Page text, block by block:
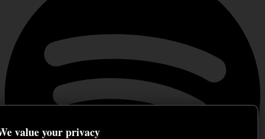
value your privacy